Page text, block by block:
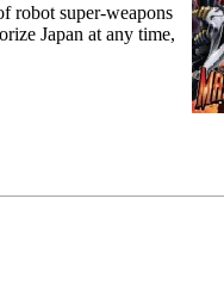
robot super-weapons
Japan at any time,